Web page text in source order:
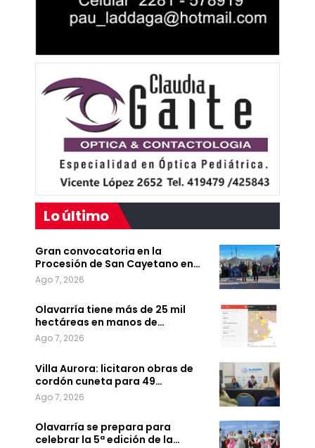
Lo último
Gran convocatoria en la
Procesión de San Cayetano en…
Ago 7, 2026
Olavarría tiene más de 25 mil
hectáreas en manos de…
Ago 7, 2026
Villa Aurora: licitaron obras de
cordón cuneta para 49…
Ago 7, 2026
Olavarría se prepara para
celebrar la 5ª edición de la…